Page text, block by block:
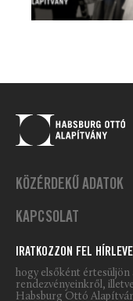
KÖZÉRDEKŰ ADATOK
KAPCSOLAT
IRATKOZZON FEL
hogy elsőként
rendezvényeinkről,
Habsburg Ottó